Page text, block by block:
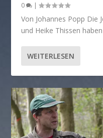
0
|
Von Johannes Popp Die
und Heike Thissen
WEITERLESEN